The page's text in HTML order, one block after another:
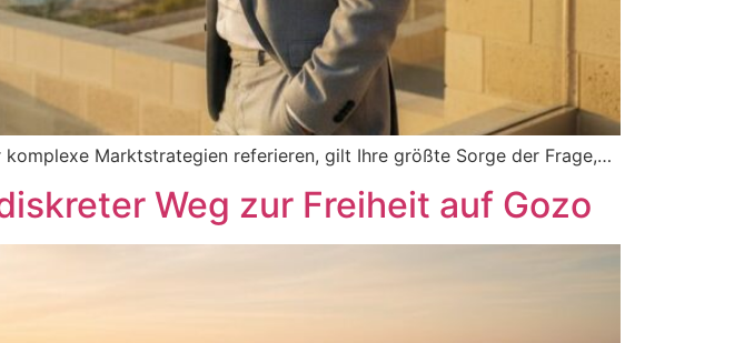
Marktstrategien referieren, gilt Ihre größte Sorge der Frage,…
Weg zur Freiheit auf Gozo